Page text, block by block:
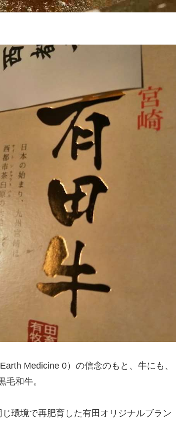
Medicine 0）の信念のもと、牛にも、
毛和牛。
環境で再肥育した有田オリジナルブラン